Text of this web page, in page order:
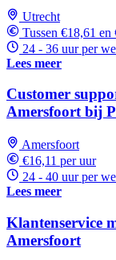
Utrecht
Tussen €18,61
24 - 36 uur per
Lees meer
Customer
Amersfoort bij
Amersfoort
€16,11 per uur
24 - 40 uur per
Lees meer
Klantenservice
Amersfoort